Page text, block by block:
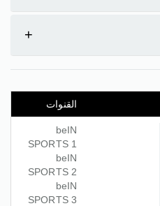
+
القنوات
beIN
SPORTS 1
beIN
SPORTS 2
beIN
SPORTS 3